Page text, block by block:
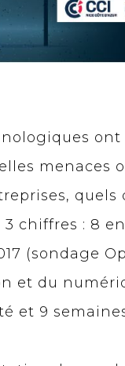
menaces
3 chiffres : 8
(sondage
et du
et 9